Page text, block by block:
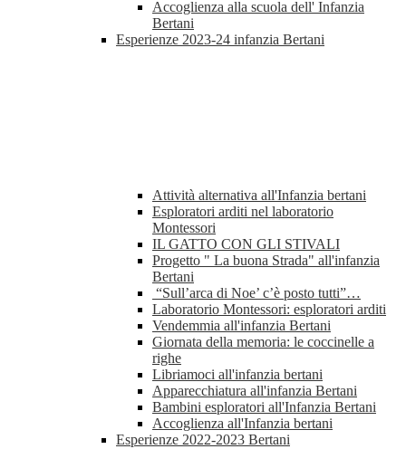
Accoglienza alla scuola dell' Infanzia
Bertani
Esperienze 2023-24 infanzia Bertani
Attività alternativa all'Infanzia bertani
Esploratori arditi nel laboratorio
Montessori
IL GATTO CON GLI STIVALI
Progetto " La buona Strada" all'infanzia
Bertani
“Sull’arca di Noe’ c’è posto tutti”…
Laboratorio Montessori: esploratori arditi
Vendemmia all'infanzia Bertani
Giornata della memoria: le coccinelle a
righe
Libriamoci all'infanzia bertani
Apparecchiatura all'infanzia Bertani
Bambini esploratori all'Infanzia Bertani
Accoglienza all'Infanzia bertani
Esperienze 2022-2023 Bertani